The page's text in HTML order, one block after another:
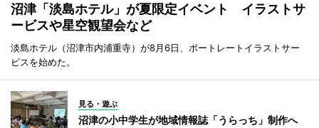
沼津「淡島ホテル」が夏限定イベント イラストサ
ービスや星空観望会など
淡島ホテル（沼津市内浦重寺）が8月6日、ポートレートイラストサー
ビスを始めた。
見る・遊ぶ
沼津の小中学生が地域情報誌「うらっち」制作へ